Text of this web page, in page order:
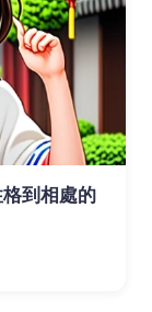
到相處的